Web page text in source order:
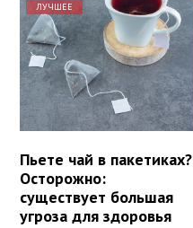
ЛУЧШЕЕ
Пьете чай в пакетиках?
Осторожно:
существует большая
угроза для здоровья